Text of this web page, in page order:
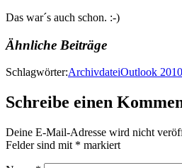
Das war´s auch schon. :-)
Ähnliche Beiträge
Schlagwörter:ArchivdateiOutlook 2010
Schreibe einen
Deine E-Mail-Adresse wird nicht
Felder sind mit * markiert